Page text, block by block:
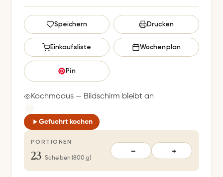
G
e
s
p
e
c
e
r
p
Speichern Drucken
Einkaufsliste Wochenplan
Pin
Kochmodus — Bildschirm bleibt an
Gefuehrt kochen
PORTIONEN
23 Scheiben (800 g)
− +